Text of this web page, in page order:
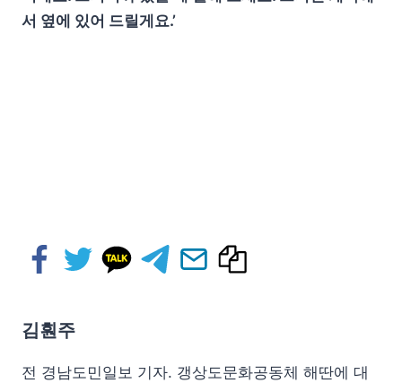
서 옆에 있어 드릴게요.’
김훤주
전 경남도민일보 기자. 갱상도문화공동체 해딴에 대